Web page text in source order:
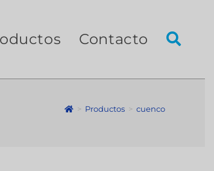
Contacto
> Productos > cuenco